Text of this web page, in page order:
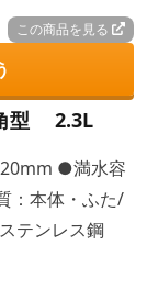
この商品を見る
型 2.3L
●満水容
：本体・ふた/
テンレス鋼